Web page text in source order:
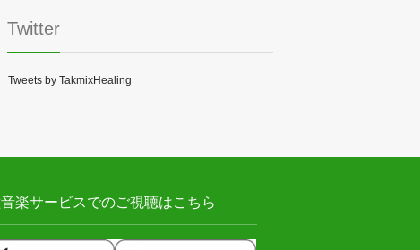
Twitter
Tweets by TakmixHealing
楽サービスでのご視聴はこちら